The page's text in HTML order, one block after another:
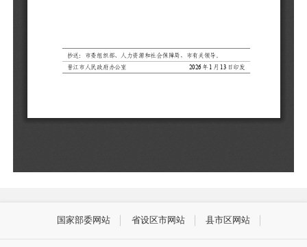
国家部委网站 省设区市网站 县市区网站